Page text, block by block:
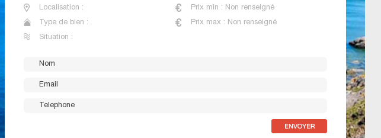
Localisation : Prix min : Non renseigné
Type de bien : Prix max : Non renseigné
Situation :